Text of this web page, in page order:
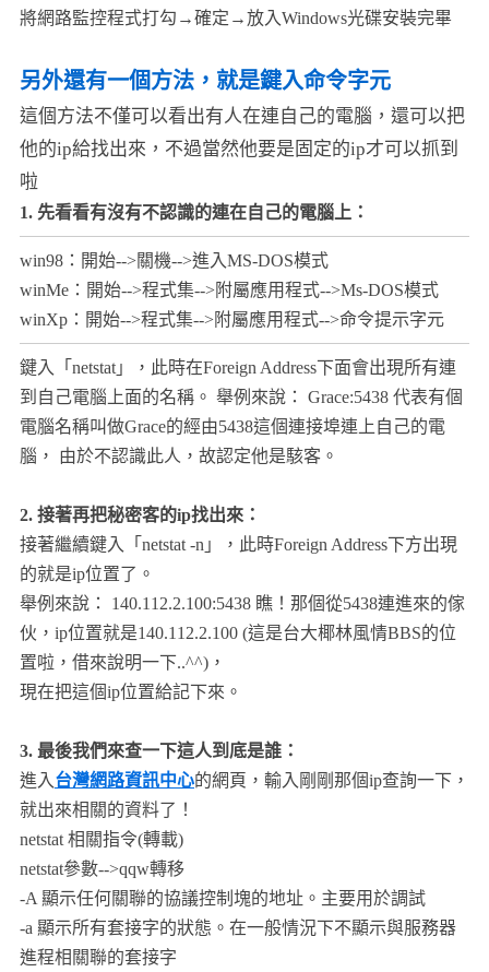
將網路監控程式打勾→確定→放入Windows光碟安裝完畢
另外還有一個方法，就是鍵入命令字元
這個方法不僅可以看出有人在連自己的電腦，還可以把
他的ip給找出來，不過當然他要是固定的ip才可以抓到
啦
1. 先看看有沒有不認識的連在自己的電腦上：
win98：開始-->關機-->進入MS-DOS模式
winMe：開始-->程式集-->附屬應用程式-->Ms-DOS模式
winXp：開始-->程式集-->附屬應用程式-->命令提示字元
鍵入「netstat」，此時在Foreign Address下面會出現所有連
到自己電腦上面的名稱。 舉例來說： Grace:5438 代表有個
電腦名稱叫做Grace的經由5438這個連接埠連上自己的電
腦， 由於不認識此人，故認定他是駭客。
2. 接著再把秘密客的ip找出來：
接著繼續鍵入「netstat -n」，此時Foreign Address下方出現
的就是ip位置了。
舉例來說： 140.112.2.100:5438 瞧！那個從5438連進來的傢
伙，ip位置就是140.112.2.100 (這是台大椰林風情BBS的位
置啦，借來說明一下..^^)，
現在把這個ip位置給記下來。
3. 最後我們來查一下這人到底是誰：
進入 台灣網路資訊中心的網頁，輸入剛剛那個ip查詢一下，
就出來相關的資料了！
netstat 相關指令(轉載)
netstat參數-->qqw轉移
-A 顯示任何關聯的協議控制塊的地址。主要用於調試
-a 顯示所有套接字的狀態。在一般情況下不顯示與服務器
進程相關聯的套接字